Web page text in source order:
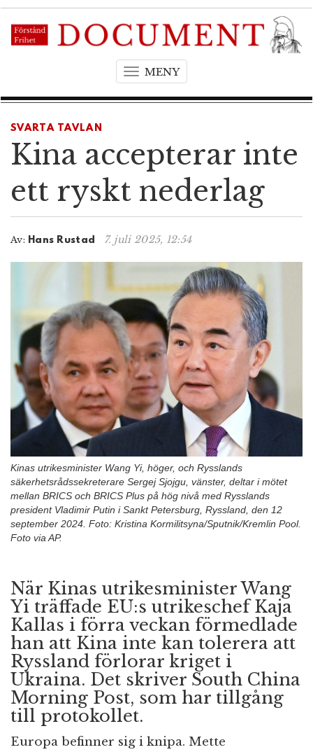
MENYT
g
e
n
a
g
i
n
SVARTA TAVLAN
Kina accepterar inte
ett ryskt nederlag
Av: Hans Rustad 7. juli 2025, 12:54
Kinas utrikesminister Wang Yi, höger, och Rysslands
säkerhetsrådssekreterare Sergej Sjojgu, vänster, deltar i mötet
mellan BRICS och BRICS Plus på hög nivå med Rysslands
president Vladimir Putin i Sankt Petersburg, Ryssland, den 12
september 2024. Foto: Kristina Kormilitsyna/Sputnik/Kremlin Pool.
Foto via AP.
När Kinas utrikesminister Wang
Yi träffade EU:s utrikeschef Kaja
Kallas i förra veckan förmedlade
han att Kina inte kan tolerera att
Ryssland förlorar kriget i
Ukraina. Det skriver South China
Morning Post, som har tillgång
till protokollet.
Europa befinner sig i knipa. Mette